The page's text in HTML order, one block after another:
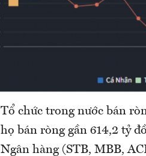
Tổ chức trong nước bán
họ bán ròng gần 614,2 tỷ
Ngân hàng (STB, MBB,